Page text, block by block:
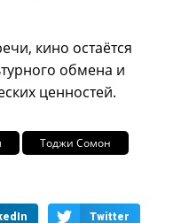
кино остаётся
обмена и
ценностей.
Тоджи Сомон
Twitter